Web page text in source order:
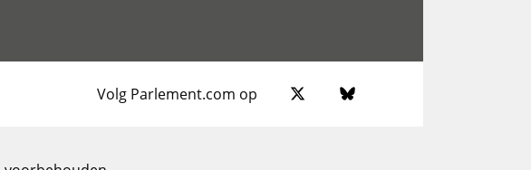
Volg Parlement.com op